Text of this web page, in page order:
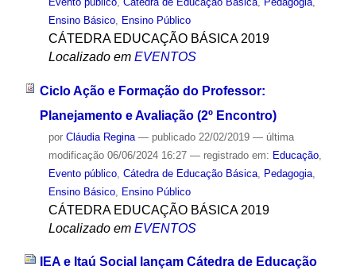
Ensino Básico, Ensino Público
CÁTEDRA EDUCAÇÃO BÁSICA 2019
Localizado em EVENTOS
Ciclo Ação e Formação do Professor:
Planejamento e Avaliação (2º Encontro)
por Cláudia Regina — publicado22/02/2019 — última
modificação06/06/2024 16:27 — registrado em: Educação,
Evento público, Cátedra de Educação Básica, Pedagogia,
Ensino Básico, Ensino Público
CÁTEDRA EDUCAÇÃO BÁSICA 2019
Localizado em EVENTOS
IEA e Itaú Social lançam Cátedra de Educação